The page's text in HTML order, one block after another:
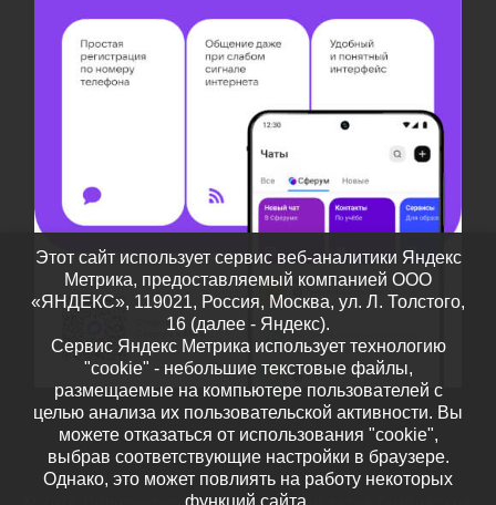
Этот сайт использует сервис веб-аналитики Яндекс
Метрика, предоставляемый компанией ООО
«ЯНДЕКС», 119021, Россия, Москва, ул. Л. Толстого,
16 (далее - Яндекс).
Сервис Яндекс Метрика использует технологию
"cookie" - небольшие текстовые файлы,
размещаемые на компьютере пользователей с
целью анализа их пользовательской активности. Вы
можете отказаться от использования "cookie",
выбрав соответствующие настройки в браузере.
Однако, это может повлиять на работу некоторых
функций сайта.